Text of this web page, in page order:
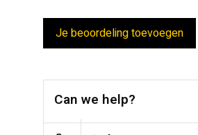
Je beoordeling toevoegen
Can we help?